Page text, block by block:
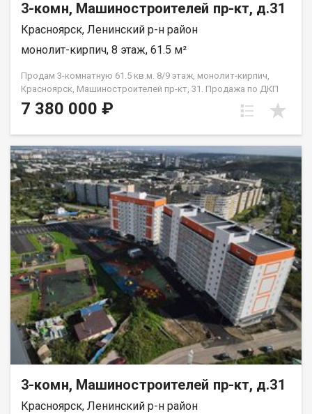
3-комн, Машиностроителей пр-кт, д.31
Красноярск, Ленинский р-н район
монолит-кирпич, 8 этаж, 61.5 м²
Продам 3-комнатную 61.5 кв.м. 8/9 этаж, монолит-кирпич,
Красноярск, Машиностроителей пр-кт, 31. Продажа по ДКП
НЕ ОТ ЗАСТРОЙЩИКА
7 380 000 ₽
3-комн, Машиностроителей пр-кт, д.31
Красноярск, Ленинский р-н район